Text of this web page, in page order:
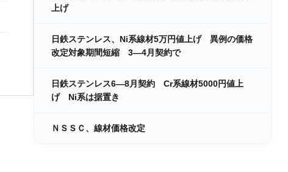
上げ
日鉄ステンレス、Ni系線材5万円値上げ 異例の価格
改定対象期間短縮 3―4月契約で
日鉄ステンレス6―8月契約 Cr系線材5000円値上
げ Ni系は据置き
ＮＳＳＣ、線材価格改定